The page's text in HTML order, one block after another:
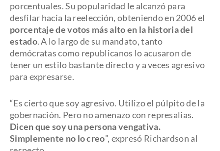
porcentuales. Su popularidad le alcanzó para
desfilar hacia la reelección, obteniendo en 2006 el
porcentaje de votos más alto en la historia del
estado. A lo largo de su mandato, tanto
demócratas como republicanos lo acusaron de
tener un estilo bastante directo y a veces agresivo
para expresarse.
“Es cierto que soy agresivo. Utilizo el púlpito de la
gobernación. Pero no amenazo con represalias.
Dicen que soy una persona vengativa.
Simplemente no lo creo”, expresó Richardson al